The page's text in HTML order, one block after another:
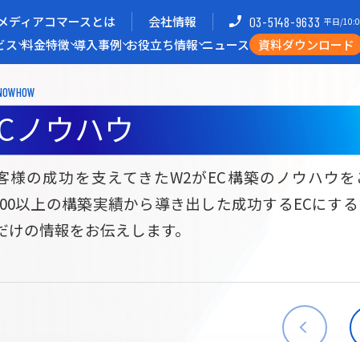
ディアコマースとは 会社情報 03-5148-9633 平日/
ス 料金特徴 導入事例 お役立ち情報 ニュース 資料ダウンロード
実現する
サイト構築 BtoB向けECサイト構築
W2Commerce
海外進
る理由 開発力/支援体制
導入企業インタビュー
お役立ち資料
ノウハウ
様の成功を支えてきたW2がEC構築のノウハウを
以上の構築実績から導き出した成功するECにす
けの情報をお伝えします。